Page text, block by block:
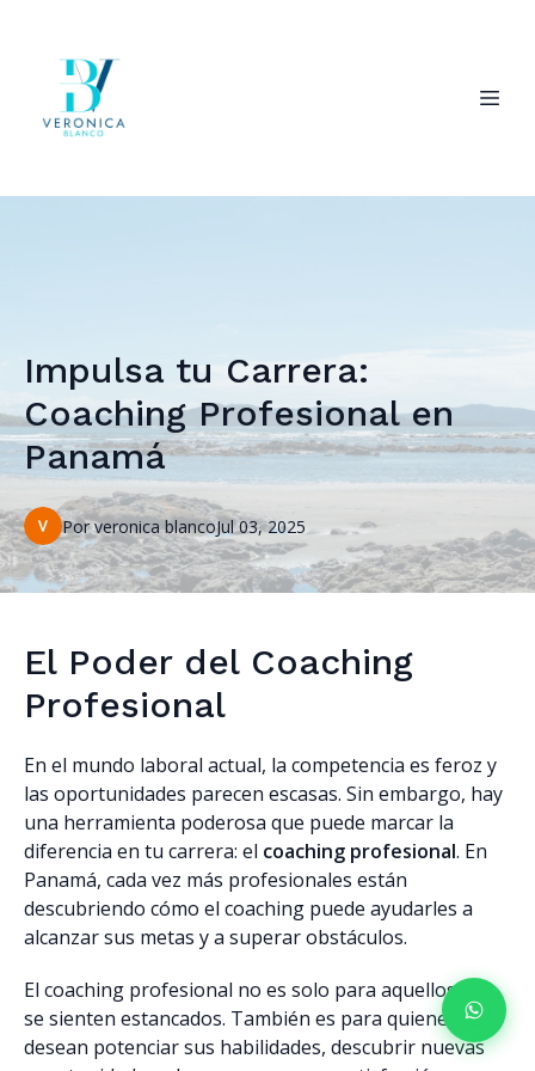
Impulsa tu Carrera:
Coaching Profesional en
Panamá
Jul 03, 2025
Por veronica blanco
El Poder del Coaching
Profesional
En el mundo laboral actual, la competencia es feroz y
las oportunidades parecen escasas. Sin embargo, hay
una herramienta poderosa que puede marcar la
diferencia en tu carrera: el coaching profesional. En
Panamá, cada vez más profesionales están
descubriendo cómo el coaching puede ayudarles a
alcanzar sus metas y a superar obstáculos.
El coaching profesional no es solo para aquellos que
se sienten estancados. También es para quienes
desean potenciar sus habilidades, descubrir nuevas